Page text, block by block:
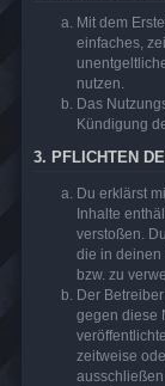
Mit dem
einfaches,
nutzen.
Das
Kündigung
3. PFLICHTEN
Du erklärst
Inhalte
verstoßen.
die in deinen
bzw. zu
Der
gegen diese
zeitweise